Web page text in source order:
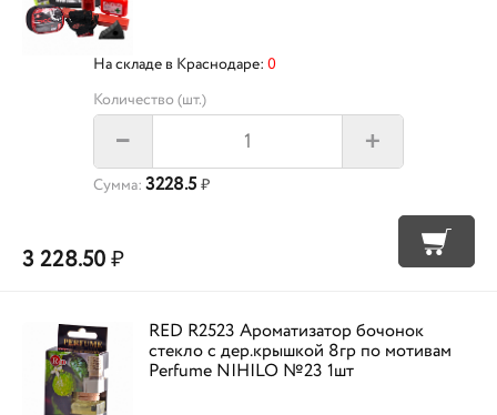
На складе в Краснодаре: 0
Количество (шт.)
– +
Сумма: 3228.5 ₽
3 228.50₽
RED R2523 Ароматизатор бочонок
стекло с дер.крышкой 8гр по мотивам
Perfume NIHILO №23 1шт